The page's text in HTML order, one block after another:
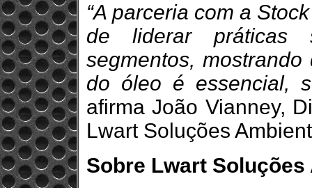
“A parceria com a
de liderar práticas
segmentos,
do óleo é essencial,
afirma João Vianney,
Lwart Soluções
Sobre Lwart